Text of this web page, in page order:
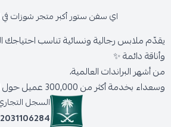
اي سفن ستور أكبر متجر شوزات
يقدّم ملابس رجالية ونسائية تناسب
وأناقة دائمة ✨
من أشهر البراندات العالمية،
وسعداء بخدمة أكثر من 300,000 عميل حول المملكة.
السجل
2031106284